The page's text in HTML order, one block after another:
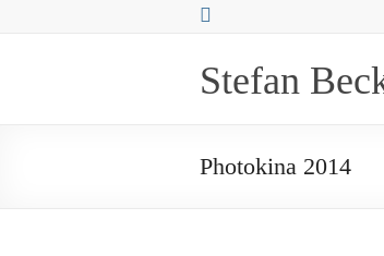
Stefan
Photokina 2014